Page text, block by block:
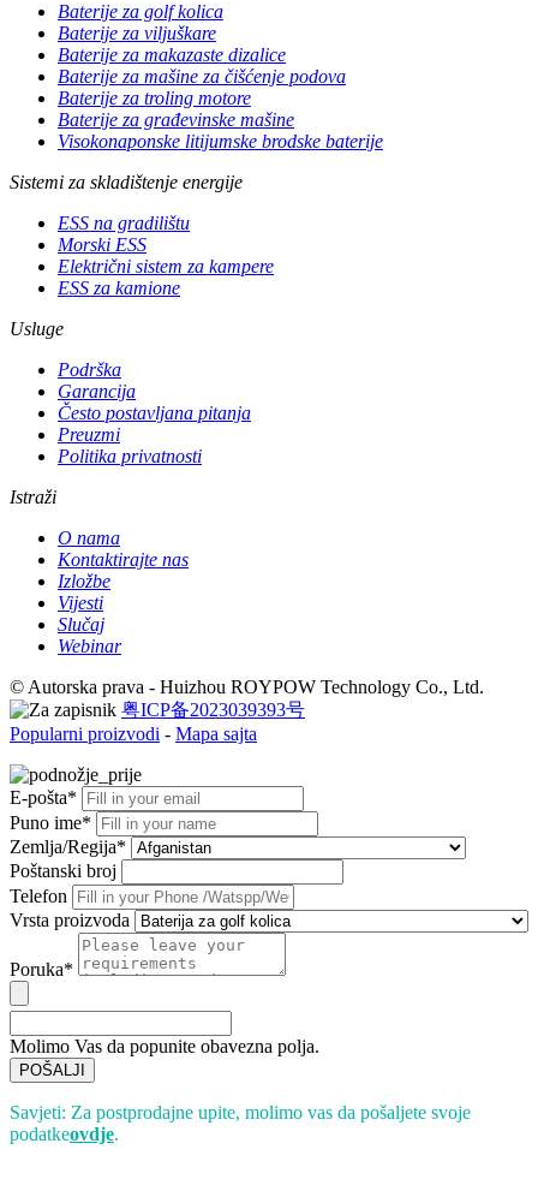
Baterije za golf kolica
Baterije za viljuškare
Baterije za makazaste dizalice
Baterije za mašine za čišćenje podova
Baterije za troling motore
Baterije za građevinske mašine
Visokonaponske litijumske brodske baterije
Sistemi za skladištenje energije
ESS na gradilištu
Morski ESS
Električni sistem za kampere
ESS za kamione
Usluge
Podrška
Garancija
Često postavljana pitanja
Preuzmi
Politika privatnosti
Istraži
O nama
Kontaktirajte nas
Izložbe
Vijesti
Slučaj
Webinar
© Autorska prava - Huizhou ROYPOW Technology Co., Ltd.
粤ICP备2023039393号
Popularni proizvodi - Mapa sajta
E-pošta*
Puno ime*
Zemlja/Regija*
Poštanski broj
Telefon
Vrsta proizvoda
Poruka*
Molimo Vas da popunite obavezna polja.
POŠALJI
Savjeti: Za postprodajne upite, molimo vas da pošaljete svoje
podatkeovdje.